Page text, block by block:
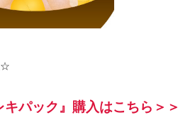
☆
パック』購入はこちら＞＞